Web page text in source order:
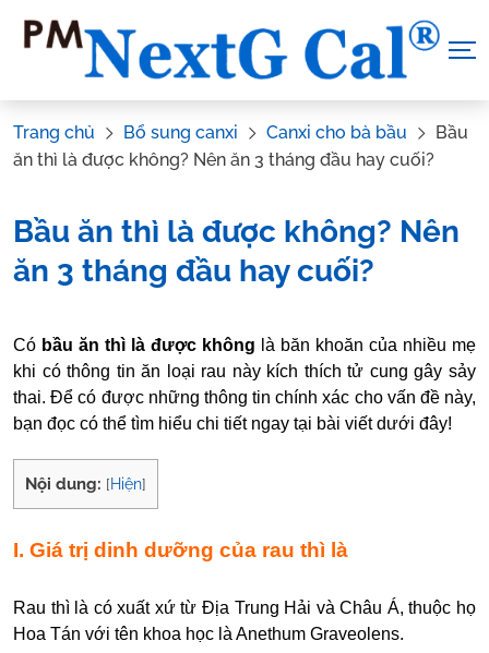
Trang chủ Bổ sung canxi Canxi cho bà bầu
Bầu
ăn thì là được không? Nên ăn 3 tháng đầu hay cuối?
Bầu ăn thì là được không? Nên
ăn 3 tháng đầu hay cuối?
Tác Giả: Nguyễn Thị Hiền. Tham vấn y khoa:
Dược sĩ Vũ
Thị Hậu
Có bầu ăn thì là được không là băn khoăn của nhiều mẹ
khi có thông tin ăn loại rau này kích thích tử cung gây sảy
thai. Để có được những thông tin chính xác cho vấn đề này,
bạn đọc có thể tìm hiểu chi tiết ngay tại bài viết dưới đây!
Nội dung: [Hiện]
I. Giá trị dinh dưỡng của rau thì là
Rau thì là có xuất xứ từ Địa Trung Hải và Châu Á, thuộc họ
Hoa Tán với tên khoa học là Anethum Graveolens.